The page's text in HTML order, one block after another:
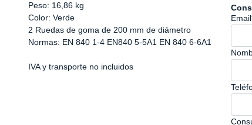
Peso: 16,86 kg
Color: Verde
2 Ruedas de goma de 200 mm de diámetro
Normas: EN 840 1-4 EN840 5-5A1 EN 840 6-6A1
IVA y transporte no incluidos